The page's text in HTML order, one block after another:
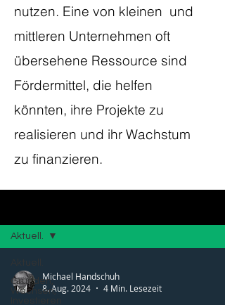
nutzen. Eine von kleinen und
mittleren Unternehmen oft
übersehene Ressource sind
Fördermittel, die helfen
könnten, ihre Projekte zu
realisieren und ihr Wachstum
zu finanzieren.
Gründen,
Wachsen,
Aktuell.
Michael Handschuh
8. Aug. 2024
4 Min. Lesezeit